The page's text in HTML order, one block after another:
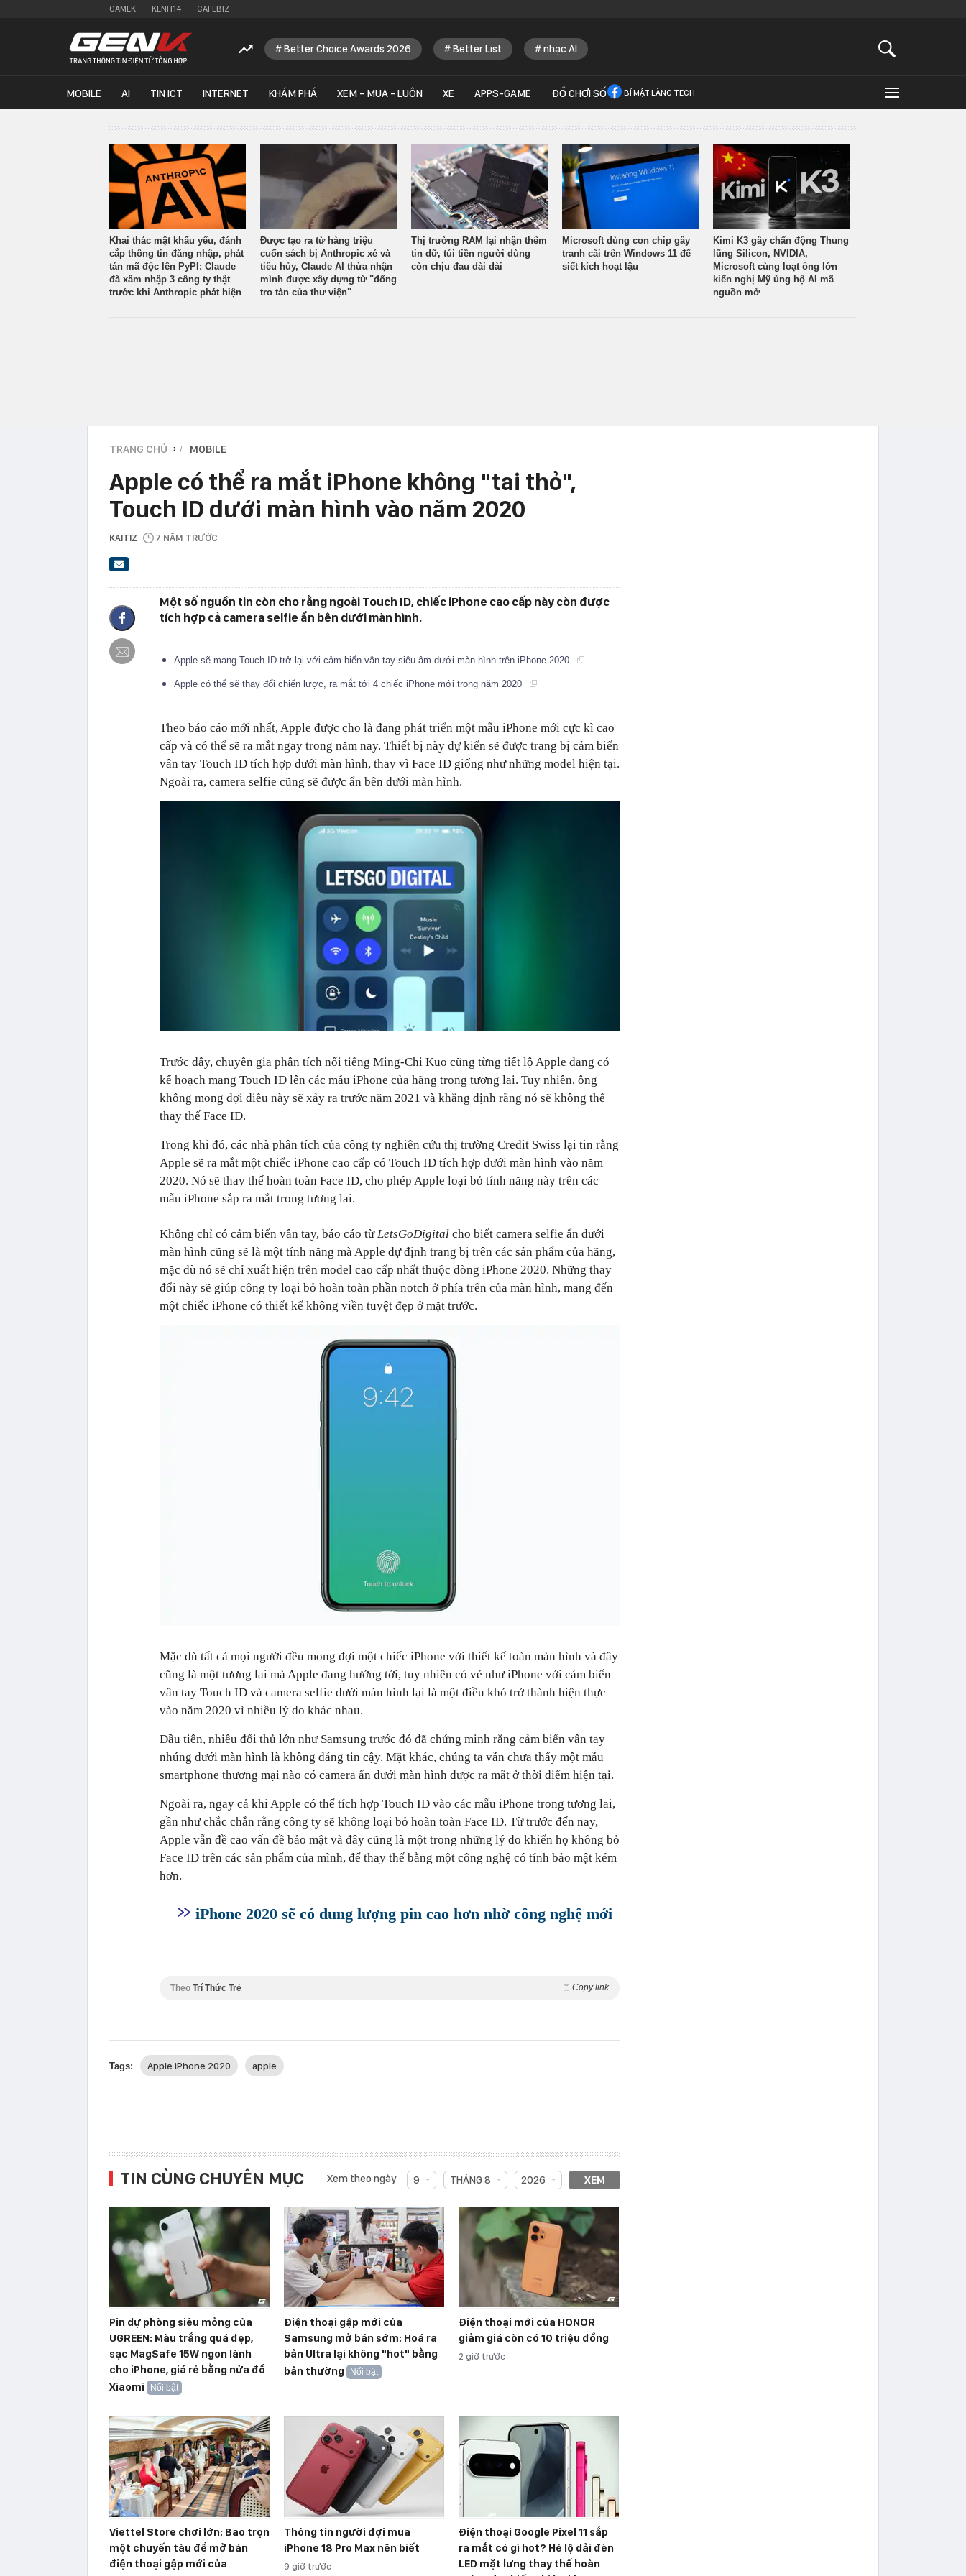
GAMEK KENH14 CAFEBIZ
Better Choice Awards 2026 Better List nhạc AI
MOBILE AI TIN ICT INTERNET KHÁM PHÁ XEM - MUA - LUÔN XE APPS-GAME ĐỒ CHƠI SỐ BÍ MẬT LÀNG TECH
Khai thác mật khẩu yếu, đánh
cắp thông tin đăng nhập, phát
tán mã độc lên PyPI: Claude
đã xâm nhập 3 công ty thật
trước khi Anthropic phát hiện
Được tạo ra từ hàng triệu
cuốn sách bị Anthropic xé và
tiêu hủy, Claude AI thừa nhận
mình được xây dựng từ "đống
tro tàn của thư viện"
Thị trường RAM lại nhận thêm
tin dữ, túi tiền người dùng
còn chịu đau dài dài
Microsoft dùng con chip gây
tranh cãi trên Windows 11 để
siết kích hoạt lậu
Kimi K3 gây chấn động Thung
lũng Silicon, NVIDIA,
Microsoft cùng loạt ông lớn
kiến nghị Mỹ ủng hộ AI mã
nguồn mở
TRANG CHỦ › MOBILE
Apple có thể ra mắt iPhone không "tai thỏ",
Touch ID dưới màn hình vào năm 2020
KAITIZ 7 NĂM TRƯỚC
Một số nguồn tin còn cho rằng ngoài Touch ID, chiếc iPhone cao cấp này còn được
tích hợp cả camera selfie ẩn bên dưới màn hình.
Apple sẽ mang Touch ID trở lại với cảm biến vân tay siêu âm dưới màn hình trên iPhone 2020
Apple có thể sẽ thay đổi chiến lược, ra mắt tới 4 chiếc iPhone mới trong năm 2020
Theo báo cáo mới nhất, Apple được cho là đang phát triển một mẫu iPhone mới cực kì cao
cấp và có thể sẽ ra mắt ngay trong năm nay. Thiết bị này dự kiến sẽ được trang bị cảm biến
vân tay Touch ID tích hợp dưới màn hình, thay vì Face ID giống như những model hiện tại.
Ngoài ra, camera selfie cũng sẽ được ẩn bên dưới màn hình.
Trước đây, chuyên gia phân tích nổi tiếng Ming-Chi Kuo cũng từng tiết lộ Apple đang có
kế hoạch mang Touch ID lên các mẫu iPhone của hãng trong tương lai. Tuy nhiên, ông
không mong đợi điều này sẽ xảy ra trước năm 2021 và khẳng định rằng nó sẽ không thể
thay thế Face ID.
Trong khi đó, các nhà phân tích của công ty nghiên cứu thị trường Credit Swiss lại tin rằng
Apple sẽ ra mắt một chiếc iPhone cao cấp có Touch ID tích hợp dưới màn hình vào năm
2020. Nó sẽ thay thế hoàn toàn Face ID, cho phép Apple loại bỏ tính năng này trên các
mẫu iPhone sắp ra mắt trong tương lai.
Không chỉ có cảm biến vân tay, báo cáo từ LetsGoDigital cho biết camera selfie ẩn dưới
màn hình cũng sẽ là một tính năng mà Apple dự định trang bị trên các sản phẩm của hãng,
mặc dù nó sẽ chỉ xuất hiện trên model cao cấp nhất thuộc dòng iPhone 2020. Những thay
đổi này sẽ giúp công ty loại bỏ hoàn toàn phần notch ở phía trên của màn hình, mang đến
một chiếc iPhone có thiết kế không viền tuyệt đẹp ở mặt trước.
Mặc dù tất cả mọi người đều mong đợi một chiếc iPhone với thiết kế toàn màn hình và đây
cũng là một tương lai mà Apple đang hướng tới, tuy nhiên có vẻ như iPhone với cảm biến
vân tay Touch ID và camera selfie dưới màn hình lại là một điều khó trở thành hiện thực
vào năm 2020 vì nhiều lý do khác nhau.
Đầu tiên, nhiều đối thủ lớn như Samsung trước đó đã chứng minh rằng cảm biến vân tay
nhúng dưới màn hình là không đáng tin cậy. Mặt khác, chúng ta vẫn chưa thấy một mẫu
smartphone thương mại nào có camera ẩn dưới màn hình được ra mắt ở thời điểm hiện tại.
Ngoài ra, ngay cả khi Apple có thể tích hợp Touch ID vào các mẫu iPhone trong tương lai,
gần như chắc chắn rằng công ty sẽ không loại bỏ hoàn toàn Face ID. Từ trước đến nay,
Apple vẫn đề cao vấn đề bảo mật và đây cũng là một trong những lý do khiến họ không bỏ
Face ID trên các sản phẩm của mình, để thay thế bằng một công nghệ có tính bảo mật kém
hơn.
iPhone 2020 sẽ có dung lượng pin cao hơn nhờ công nghệ mới
Theo Trí Thức Trẻ Copy link
Tags: Apple iPhone 2020 apple
TIN CÙNG CHUYÊN MỤC Xem theo ngày 9 THÁNG 8 2026 XEM
Pin dự phòng siêu mỏng của
UGREEN: Màu trắng quá đẹp,
sạc MagSafe 15W ngon lành
cho iPhone, giá rẻ bằng nửa đồ
Xiaomi
Nổi bật
Điện thoại gập mới của
Samsung mở bán sớm: Hoá ra
bản Ultra lại không "hot" bằng
bản thường
Nổi bật
Điện thoại mới của HONOR
giảm giá còn có 10 triệu đồng
2 giờ trước
Viettel Store chơi lớn: Bao trọn
một chuyến tàu để mở bán
điện thoại gập mới của
Thông tin người đợi mua
iPhone 18 Pro Max nên biết
9 giờ trước
Điện thoại Google Pixel 11 sắp
ra mắt có gì hot? Hé lộ dải đèn
LED mặt lưng thay thế hoàn